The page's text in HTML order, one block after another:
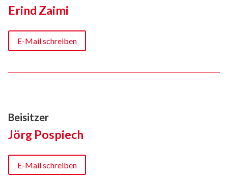
Erind Zaimi
E-Mail schreiben
Beisitzer
Jörg Pospiech
E-Mail schreiben